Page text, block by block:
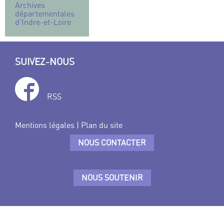
Archives
départementales
d’Indre-et-Loire
SUIVEZ-NOUS
RSS
Mentions légales | Plan du site
NOUS CONTACTER
NOUS SOUTENIR